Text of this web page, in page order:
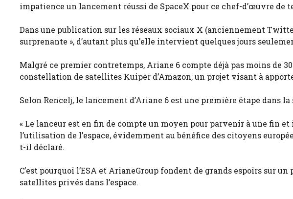
impatience un lancement réussi de SpaceX pour ce chef-d’œuvre de
Dans une publication sur les réseaux sociaux X (anciennement
surprenante », d’autant plus qu’elle intervient quelques jours
Malgré ce premier contretemps, Ariane 6 compte déjà pas moins de
constellation de satellites Kuiper d’Amazon, un projet visant à
Selon Rencelj, le lancement d’Ariane 6 est une première étape dans
« Le lanceur est en fin de compte un moyen pour parvenir à une fin
l’utilisation de l’espace, évidemment au bénéfice des citoyens
t-il déclaré.
C’est pourquoi l’ESA et ArianeGroup fondent de grands espoirs sur
satellites privés dans l’espace.